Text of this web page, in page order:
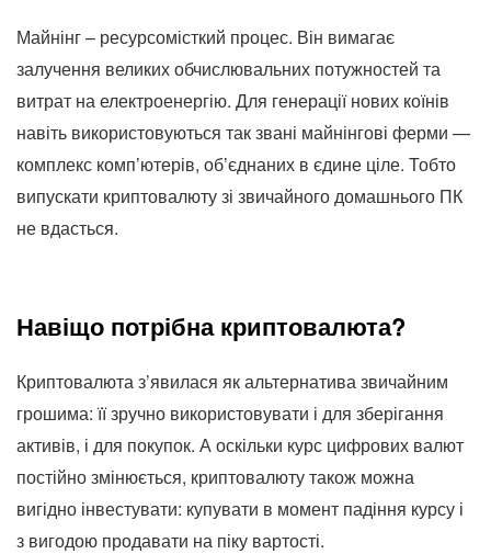
Майнінг – ресурсомісткий процес. Він вимагає
залучення великих обчислювальних потужностей та
витрат на електроенергію. Для генерації нових коїнів
навіть використовуються так звані майнінгові ферми —
комплекс комп’ютерів, об’єднаних в єдине ціле. Тобто
випускати криптовалюту зі звичайного домашнього ПК
не вдасться.
Навіщо потрібна криптовалюта?
Криптовалюта з’явилася як альтернатива звичайним
грошима: її зручно використовувати і для зберігання
активів, і для покупок. А оскільки курс цифрових валют
постійно змінюється, криптовалюту також можна
вигідно інвестувати: купувати в момент падіння курсу і
з вигодою продавати на піку вартості.